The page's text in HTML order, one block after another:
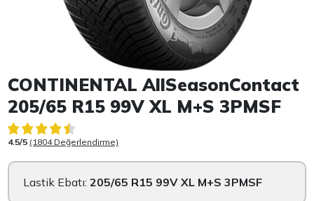
Item 1 of 1
CONTINENTAL AllSeasonContact
205/65 R15 99V XL M+S 3PMSF
4.5/5 (1804 Değerlendirme)
Lastik Ebatı:205/65 R15 99V XL M+S 3PMSF